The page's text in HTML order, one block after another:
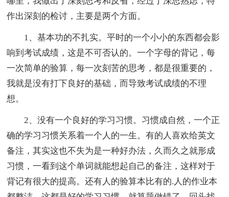
作出深刻的检讨，主要是两个方面。
1、基本功的不扎实。平时的一个小小的东西都会影
响到考试成绩，这是不可否认的。一个字母的背记，每
一次简单的验算，每一次刻苦的思考，都是很重要的，
我就是没有打下良好的基础，而导致考试成绩的不理
想。
2、没有一个良好的学习习惯。习惯成自然，一个正
确的学习习惯关系着一个人的一生。有的人喜欢给英文
备注，其实这也不失为是一种好办法，久而久之就形成
习惯，一看到这个单词就能想起自己的备注，这样对于
背记有很大的提高。还有人的验算本比有的.人的作业本